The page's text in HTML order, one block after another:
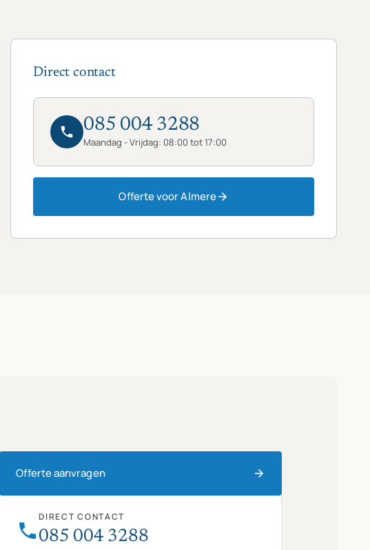
Direct contact
085 004 3288
Maandag - Vrijdag: 08:00 tot 17:00
Offerte voor Almere
Offerte aanvragen
DIRECT CONTACT
085 004 3288